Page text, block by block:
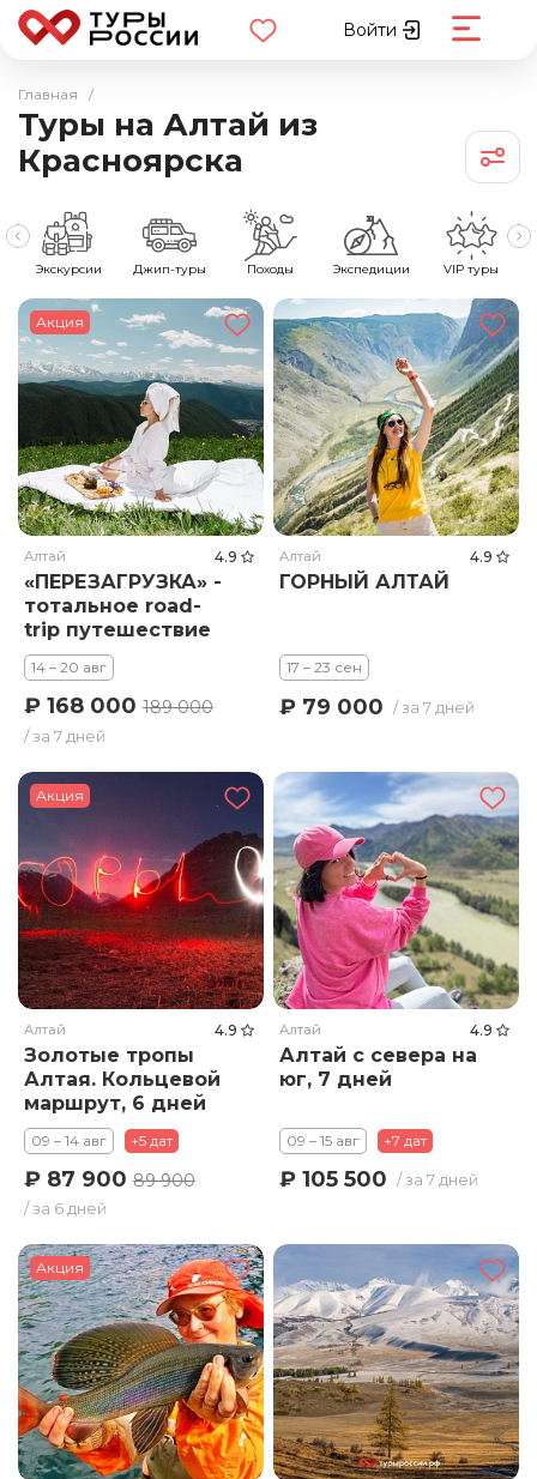
Войти
Главная /
Туры на Алтай из
Красноярска
Экскурсии Джип-туры Походы Экспедиции VIP туры
Акция
Алтай 4.9
«ПЕРЕЗАГРУЗКА» -
тотальное road-
trip путешествие
по Алтаю
14 – 20 авг
₽ 168 000 189 000
/ за 7 дней
Алтай 4.9
ГОРНЫЙ АЛТАЙ
17 – 23 сен
₽ 79 000 / за 7 дней
Акция
Алтай 4.9
Золотые тропы
Алтая. Кольцевой
маршрут, 6 дней
09 – 14 авг +5 дат
₽ 87 900 89 900
/ за 6 дней
Алтай 4.9
Алтай с севера на
юг, 7 дней
09 – 15 авг +7 дат
₽ 105 500 / за 7 дней
Акция